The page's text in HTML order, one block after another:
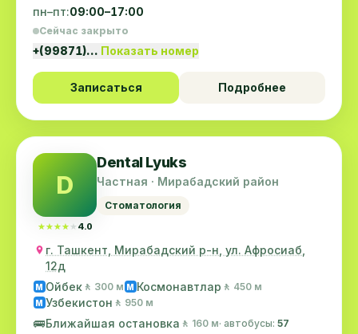
пн–пт:09:00–17:00
Сейчас закрыто
+(99871)… Показать номер
Записаться Подробнее
D
★★★★★
★★★★★ 4.0
Dental Lyuks
Частная · Мирабадский район
Стоматология
г. Ташкент, Мирабадский р-н, ул. Афросиаб,
12д
M Ойбек 🚶 300 м M Космонавтлар 🚶 450 м
M Узбекистон 🚶 950 м
🚌Ближайшая остановка 🚶 160 м· автобусы: 57